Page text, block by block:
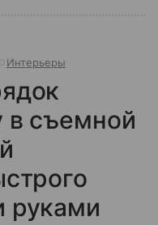
Интерьеры
в съемной
руками